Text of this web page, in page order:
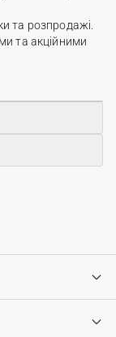
та розпродажі.
та акційними